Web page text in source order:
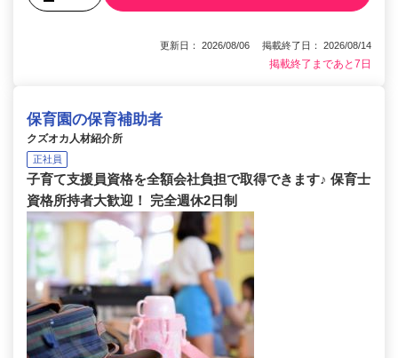
更新日： 2026/08/06 掲載終了日： 2026/08/14
掲載終了まであと7日
保育園の保育補助者
クズオカ人材紹介所
正社員
子育て支援員資格を全額会社負担で取得できます♪ 保育士
資格所持者大歓迎！ 完全週休2日制